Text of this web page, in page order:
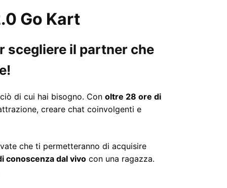
Go Kart
scegliere il partner che
di cui hai bisogno. Con oltre 28 ore di
creare chat coinvolgenti e
che ti permetteranno di acquisire
conoscenza dal vivocon una ragazza.